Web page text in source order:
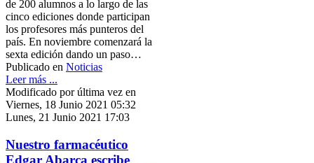
de 200 alumnos a lo largo de las
cinco ediciones donde participan
los profesores más punteros del
país. En noviembre comenzará la
sexta edición dando un paso…
Publicado en Noticias
Leer más ...
Modificado por última vez en
Viernes, 18 Junio 2021 05:32
Lunes, 21 Junio 2021 17:03
Nuestro farmacéutico
Edgar Abarca escribe